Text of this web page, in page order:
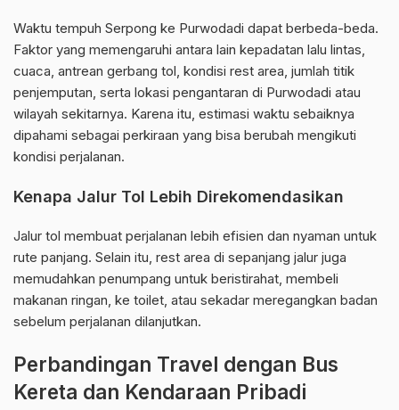
Waktu tempuh Serpong ke Purwodadi dapat berbeda-beda.
Faktor yang memengaruhi antara lain kepadatan lalu lintas,
cuaca, antrean gerbang tol, kondisi rest area, jumlah titik
penjemputan, serta lokasi pengantaran di Purwodadi atau
wilayah sekitarnya. Karena itu, estimasi waktu sebaiknya
dipahami sebagai perkiraan yang bisa berubah mengikuti
kondisi perjalanan.
Kenapa Jalur Tol Lebih Direkomendasikan
Jalur tol membuat perjalanan lebih efisien dan nyaman untuk
rute panjang. Selain itu, rest area di sepanjang jalur juga
memudahkan penumpang untuk beristirahat, membeli
makanan ringan, ke toilet, atau sekadar meregangkan badan
sebelum perjalanan dilanjutkan.
Perbandingan Travel dengan Bus
Kereta dan Kendaraan Pribadi